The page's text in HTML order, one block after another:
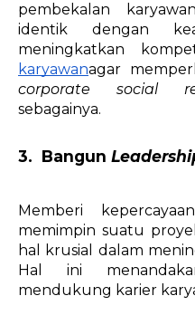
pembekalan
identik dengan
meningkatkan
karyawanagar
corporate social
sebagainya.
3.  Bangun
Memberi
memimpin suatu
hal krusial dalam
Hal ini
mendukung karier